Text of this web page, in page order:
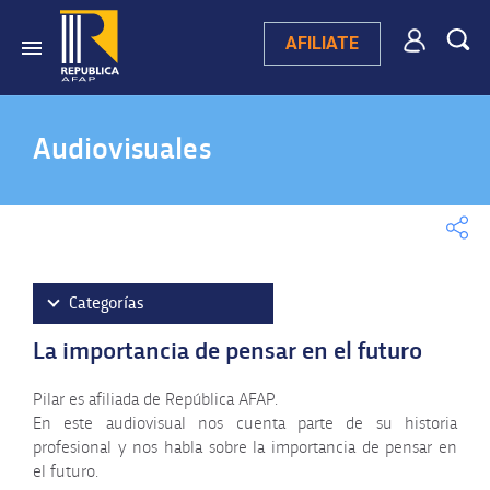
AFILIATE
Audiovisuales
Categorías
Videos destacados
Campaña publicitaria 2025
Videos testimoniales
Ley 20.130
La importancia de pensar en el futuro
Pilar es afiliada de República AFAP.
En este audiovisual nos cuenta parte de su historia
profesional y nos habla sobre la importancia de pensar en
el futuro.